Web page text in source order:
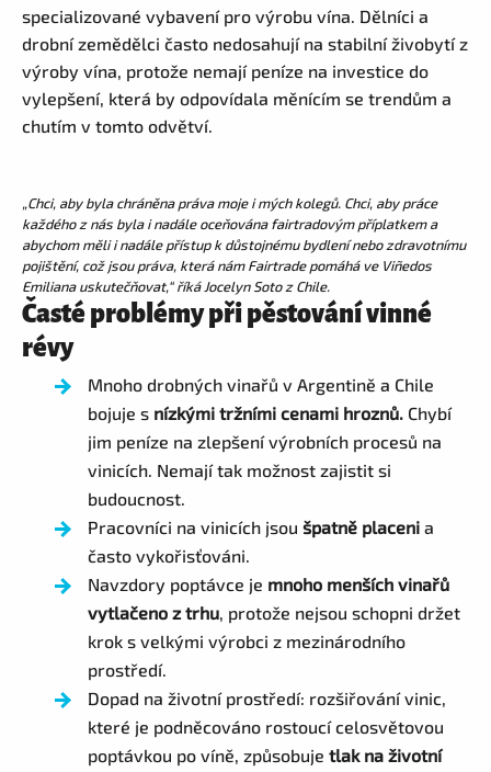
specializované vybavení pro výrobu vína. Dělníci a
drobní zemědělci často nedosahují na stabilní živobytí z
výroby vína, protože nemají peníze na investice do
vylepšení, která by odpovídala měnícím se trendům a
chutím v tomto odvětví.
„Chci, aby byla chráněna práva moje i mých kolegů. Chci, aby práce
každého z nás byla i nadále oceňována fairtradovým příplatkem a
abychom měli i nadále přístup k důstojnému bydlení nebo zdravotnímu
pojištění, což jsou práva, která nám Fairtrade pomáhá ve Viñedos
Emiliana uskutečňovat,“ říká Jocelyn Soto z Chile.
Časté problémy při pěstování vinné
révy
Mnoho drobných vinařů v Argentině a Chile
bojuje s nízkými tržními cenami hroznů. Chybí
jim peníze na zlepšení výrobních procesů na
vinicích. Nemají tak možnost zajistit si
budoucnost.
Pracovníci na vinicích jsou špatně placeni a
často vykořisťováni.
Navzdory poptávce je mnoho menších vinařů
vytlačeno z trhu, protože nejsou schopni držet
krok s velkými výrobci z mezinárodního
prostředí.
Dopad na životní prostředí: rozšiřování vinic,
které je podněcováno rostoucí celosvětovou
poptávkou po víně, způsobuje tlak na životní